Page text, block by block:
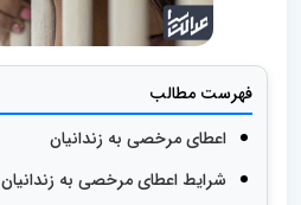
فهرست مطالب
اعطای مرخصی به زندانیان
شرایط اعطای مرخصی به زندانیان